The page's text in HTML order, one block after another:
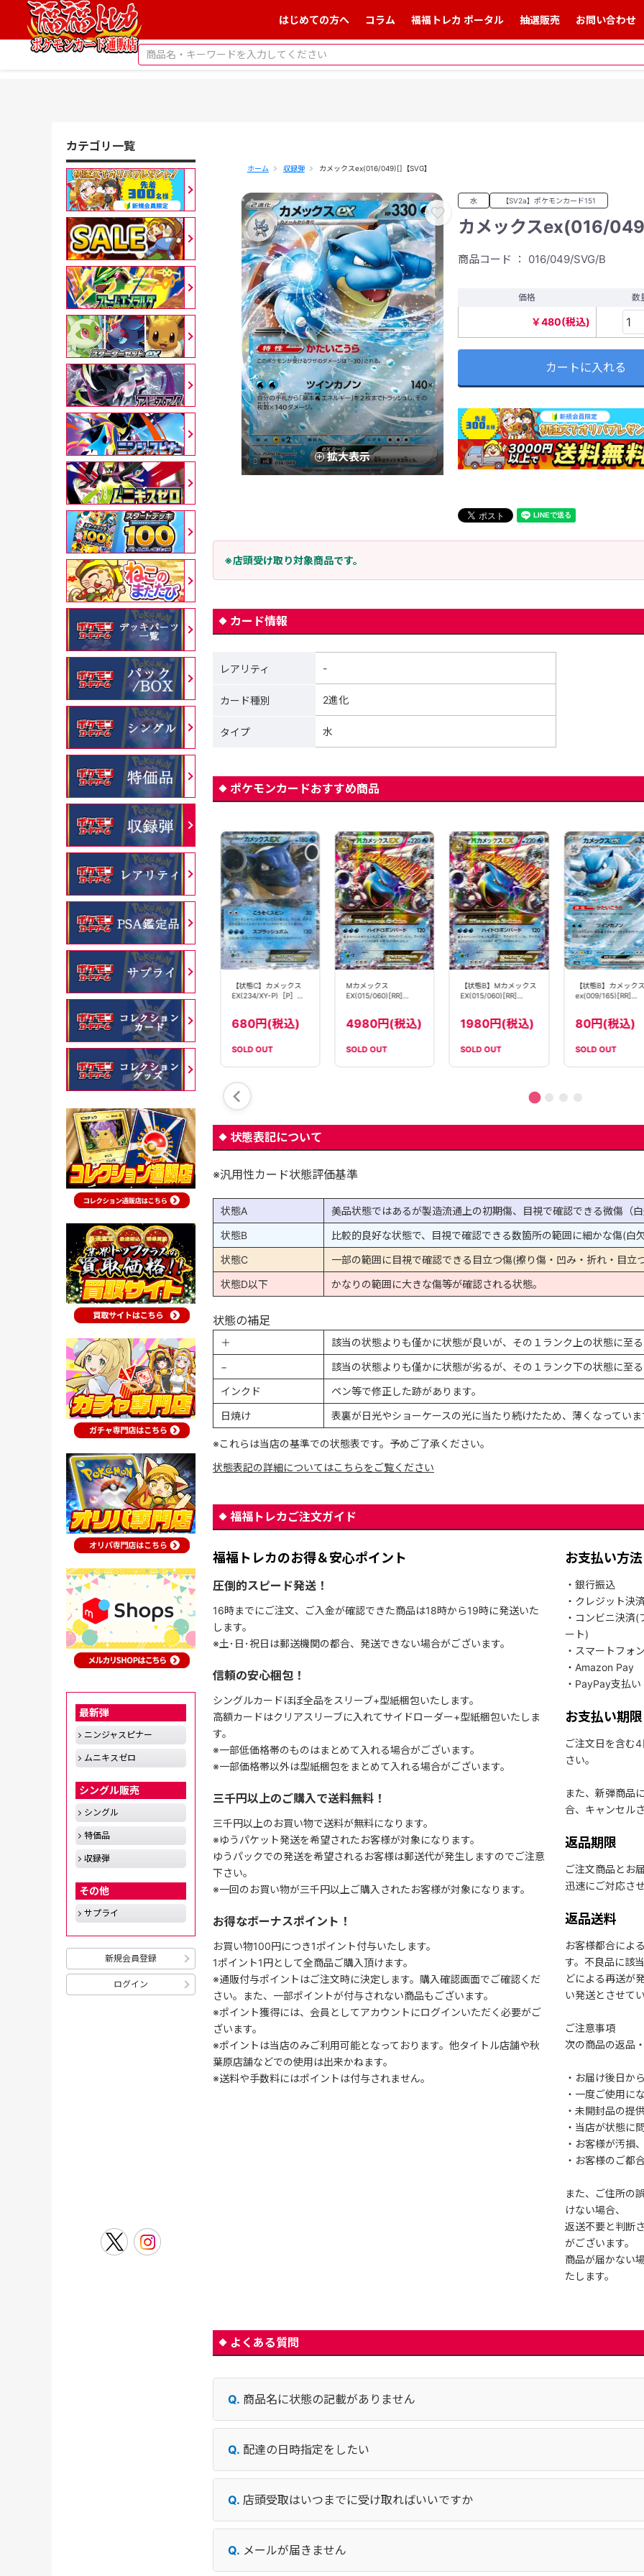
はじめての方へ コラム 福福トレカ ポータル 抽選販売 お問い合わせ
ホーム 収録弾 カメックスex(016/049)[]【SVG】
拡大表示
水 【SV2a】ポケモンカード151
カメックスex(016/
商品コード ： 016/049/SVG/B
価格 数
￥480(税込)
カートに入れる
※店頭受け取り対象商品です。
カード情報
レアリティ -
カード種別 2進化
タイプ 水
ポケモンカードおすすめ商品
24800円(税
【PSA10】カメックス
ex(202/165)[SAR]
【SV2a】
34800円(税
込)
SOLD OUT
【状態C】カメックス
EX(234/XY-P)［P］
680円(税込)
SOLD OUT
Mカメックス
EX(015/060)[RR]
4980円(税込)
SOLD OUT
【状態B】Mカメックス
EX(015/060)[RR]
1980円(税込)
SOLD OUT
【状態B】カメックス
ex(009/165)[RR]
80円(税込)
SOLD OUT
状態表記について
※汎用性カード状態評価基準
状態A
美品状態ではあるが製造流通上の初期傷、目視で確認できる微傷（
状態B
比較的良好な状態で、目視で確認できる数箇所の範囲に細かな傷(白
状態C
一部の範囲に目視で確認できる目立つ傷(擦り傷・凹み・折れ・目立
状態D以下
かなりの範囲に大きな傷等が確認される状態。
状態の補足
＋
該当の状態よりも僅かに状態が良いが、その１ランク上の状態に至る
−
該当の状態よりも僅かに状態が劣るが、その１ランク下の状態に至る
インクド
ペン等で修正した跡があります。
日焼け
表裏が日光やショーケースの光に当たり続けたため、薄くなっていま
※これらは当店の基準での状態表です。予めご了承ください。
状態表記の詳細についてはこちらをご覧ください
福福トレカご注文ガイド
福福トレカのお得＆安心ポイント
圧倒的スピード発送！
16時までにご注文、ご入金が確認できた商品は18時から19時に発送いた
します。
※土･日･祝日は郵送機関の都合、発送できない場合がございます。
信頼の安心梱包！
シングルカードほぼ全品をスリーブ+型紙梱包いたします。
高額カードはクリアスリーブに入れてサイドローダー+型紙梱包いたしま
す。
※一部低価格帯のものはまとめて入れる場合がございます。
※一部価格帯以外は型紙梱包をまとめて入れる場合がございます。
三千円以上のご購入で送料無料！
三千円以上のお買い物で送料が無料になります。
※ゆうパケット発送を希望されたお客様が対象になります。
ゆうパックでの発送を希望されるお客様は郵送代が発生しますのでご注意
下さい。
※一回のお買い物が三千円以上ご購入されたお客様が対象になります。
お得なボーナスポイント！
お買い物100円につき1ポイント付与いたします。
1ポイント1円として全商品ご購入頂けます。
※通販付与ポイントはご注文時に決定します。購入確認画面でご確認くだ
さい。また、一部ポイントが付与されない商品もございます。
※ポイント獲得には、会員としてアカウントにログインいただく必要がご
ざいます。
※ポイントは当店のみご利用可能となっております。他タイトル店舗や秋
葉原店舗などでの使用は出来かねます。
※送料や手数料にはポイントは付与されません。
お支払い方法
・銀行振込
・クレジット決済
・コンビニ決済
ート)
・スマートフォ
・Amazon Pay
・PayPay支払い
お支払い期限
ご注文日を含む
さい。
また、新弾商品
合、キャンセル
返品期限
ご注文商品とお
迅速にご対応さ
返品送料
お客様都合によ
す。不良品に該
どによる再送が
い発送とさせて
ご注意事項
次の商品の返品
・お届け後日か
・一度ご使用に
・未開封品の提
・当店が状態に
・お客様が汚損
・お客様のご都
また、ご住所の
けない場合、
返送不要と判断
がございます。
商品が届かない
たします。
よくある質問
商品名に状態の記載がありません
配達の日時指定をしたい
店頭受取はいつまでに受け取ればいいですか
メールが届きません
カテゴリ一覧
最新弾
ニンジャスピナー
ムニキスゼロ
シングル販売
シングル
特価品
収録弾
その他
サプライ
新規会員登録
ログイン